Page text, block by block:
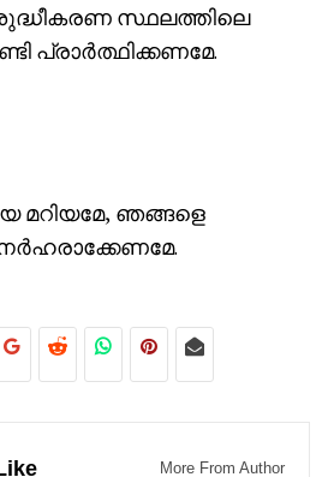
ശുദ്ധീകരണ സ്ഥലത്തിലെ
പ്രാര്‍ത്ഥിക്കണമേ.
മറിയമേ, ഞങ്ങളെ
More From Author